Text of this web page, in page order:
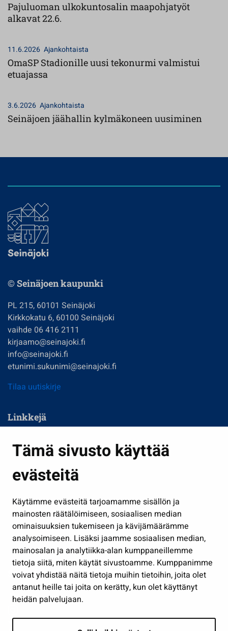
Tämä sivusto käyttää
evästeitä
Käytämme evästeitä tarjoamamme sisällön ja
mainosten räätälöimiseen, sosiaalisen median
ominaisuuksien tukemiseen ja kävijämäärämme
analysoimiseen. Lisäksi jaamme sosiaalisen median,
mainosalan ja analytiikka-alan kumppaneillemme
tietoja siitä, miten käytät sivustoamme. Kumppanimme
voivat yhdistää näitä tietoja muihin tietoihin, joita olet
antanut heille tai joita on kerätty, kun olet käyttänyt
heidän palvelujaan.
Pajuluoman ulkokuntosalin maapohjatyöt
alkavat 22.6.
11.6.2026 Ajankohtaista
OmaSP Stadionille uusi tekonurmi valmistui
etuajassa
3.6.2026 Ajankohtaista
Seinäjoen jäähallin kylmäkoneen uusiminen
© Seinäjoen kaupunki
PL 215, 60101 Seinäjoki
Kirkkokatu 6, 60100 Seinäjoki
vaihde 06 416 2111
kirjaamo@seinajoki.fi
info@seinajoki.fi
etunimi.sukunimi@seinajoki.fi
Tilaa uutiskirje
Linkkejä
Kasvatus ja opetus
Kulttuuri ja liikunta
Työ ja yrittäminen
Osallistu ja asioi
Näytä omat evästeasetukseni
Seuraa meitä